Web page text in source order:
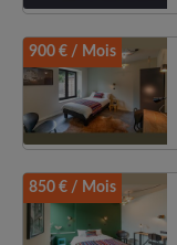
900 € / Mois
850 € / Mois